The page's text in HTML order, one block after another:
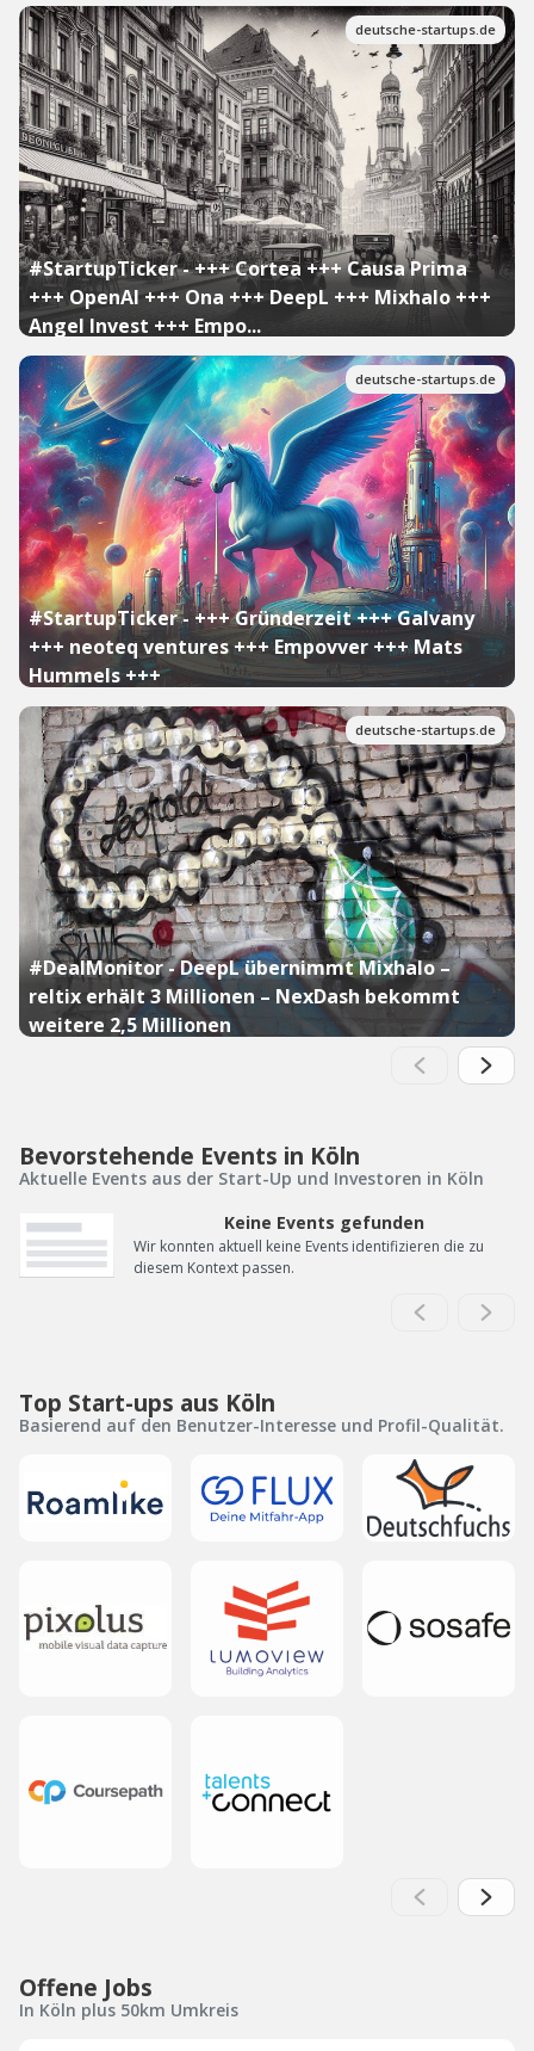
deutsche-startups.de
#StartupTicker - +++ Cortea +++ Causa Prima
+++ OpenAI +++ Ona +++ DeepL +++ Mixhalo +++
Angel Invest +++ Empo...
deutsche-startups.de
#StartupTicker - +++ Gründerzeit +++ Galvany
+++ neoteq ventures +++ Empovver +++ Mats
Hummels +++
deutsche-startups.de
#DealMonitor - DeepL übernimmt Mixhalo –
reltix erhält 3 Millionen – NexDash bekommt
weitere 2,5 Millionen
Bevorstehende Events in Köln
Aktuelle Events aus der Start-Up und Investoren in Köln
Keine Events gefunden
Wir konnten aktuell keine Events identifizieren die zu
diesem Kontext passen.
Top Start-ups aus Köln
Basierend auf den Benutzer-Interesse und Profil-Qualität.
Offene Jobs
In Köln plus 50km Umkreis